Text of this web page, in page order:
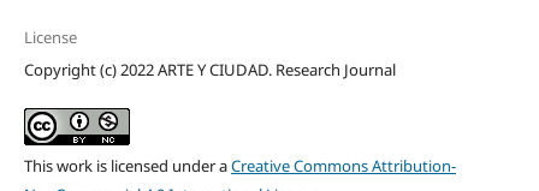
License
Copyright (c) 2022 ARTE Y CIUDAD. Research Journal
This work is licensed under aCreative Commons Attribution-